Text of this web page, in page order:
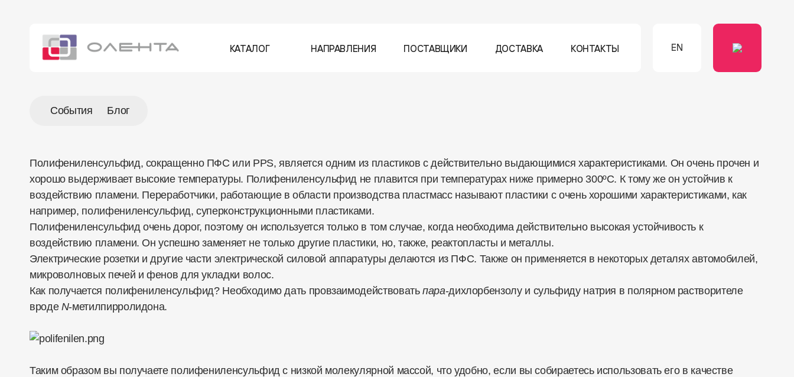
КАТАЛОГ НАПРАВЛЕНИЯ ПОСТАВЩИКИ ДОСТАВКА КОНТАКТЫ EN
События Блог
Полифениленсульфид, сокращенно ПФС или PPS, является одним из пластиков с действительно выдающимися характеристиками. Он очень прочен и
хорошо выдерживает высокие температуры. Полифениленсульфид не плавится при температурах ниже примерно 300ºC. К тому же он устойчив к
воздействию пламени. Переработчики, работающие в области производства пластмасс называют пластики с очень хорошими характеристиками, как
например, полифениленсульфид, суперконструкционными пластиками.
Полифениленсульфид очень дорог, поэтому он используется только в том случае, когда необходима действительно высокая устойчивость к
воздействию пламени. Он успешно заменяет не только другие пластики, но, также, реактопласты и металлы.
Электрические розетки и другие части электрической силовой аппаратуры делаются из ПФС. Также он применяется в некоторых деталях автомобилей,
микроволновых печей и фенов для укладки волос.
Как получается полифениленсульфид? Необходимо дать провзаимодействоватьпара-дихлорбензолу и сульфиду натрия в полярном растворителе
вроде N-метилпирролидона.
Таким образом вы получаете полифениленсульфид с низкой молекулярной массой, что удобно, если вы собираетесь использовать его в качестве